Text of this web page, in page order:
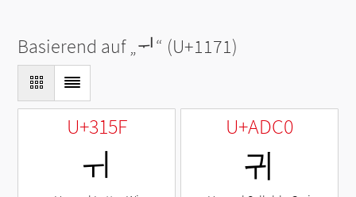
Basierend auf „ᅱ“ (U+1171)
U+315F
ㅟ
U+ADC0
귀